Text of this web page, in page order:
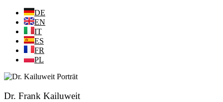
DE
EN
IT
ES
FR
PL
Dr. Frank Kailuweit